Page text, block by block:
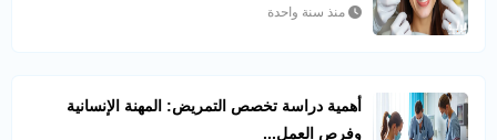
منذ سنة واحدة
أهمية دراسة تخصص التمريض: المهنة الإنسانية
وفرص العمل...